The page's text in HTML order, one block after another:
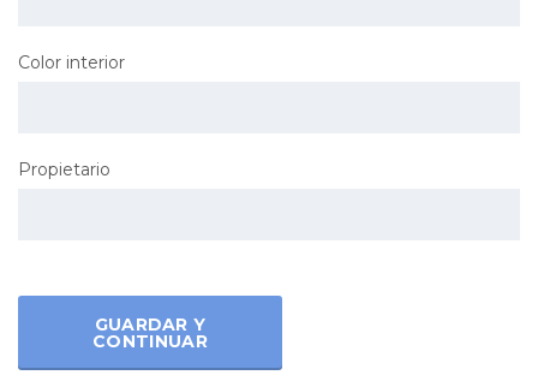
Color interior
Propietario
GUARDAR Y
CONTINUAR